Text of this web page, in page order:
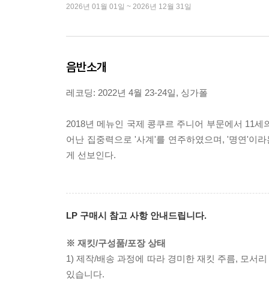
2026년 01월 01일 ~ 2026년 12월 31일
음반소개
레코딩: 2022년 4월 23-24일, 싱가폴
2018년 메뉴인 국제 콩쿠르 주니어 부문에서 11
어난 집중력으로 '사계'를 연주하였으며, '명연'이
게 선보인다.
LP 구매시 참고 사항 안내드립니다.
※ 재킷/구성품/포장 상태
1) 제작/배송 과정에 따라 경미한 재킷 주름, 모서
있습니다.